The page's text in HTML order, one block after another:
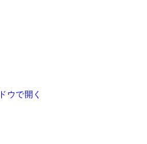
ウで開く